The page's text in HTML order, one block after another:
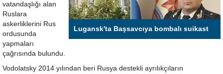
Lugansk'ta Başsavcıya bombalı suikast
vatandaşlığı alan
Ruslara
askerliklerini Rus
ordusunda
yapmaları
çağrısında bulundu.
Vodolatsky 2014 yılından beri Rusya destekli ayrılıkçıların